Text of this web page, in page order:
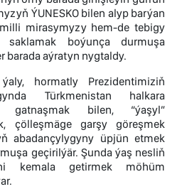
ÝUNESKO bilen alyp barýan
mirasymyzy hem-de tebigy
saklamak boýunça durmuşa
barada aýratyn nygtaldy.
hormatly Prezidentimiziň
Türkmenistan halkara
gatnaşmak bilen, “ýaşyl”
çölleşmäge garşy göreşmek
abadançylygyny üpjün etmek
geçirilýär. Şunda ýaş nesliň
kemala getirmek möhüm